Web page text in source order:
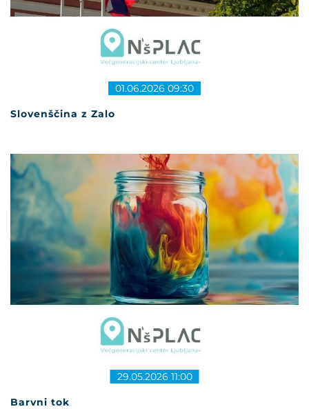
Slovenščina z Zalo
01.06.2026 09:30
Barvni tok
29.05.2026 11:00